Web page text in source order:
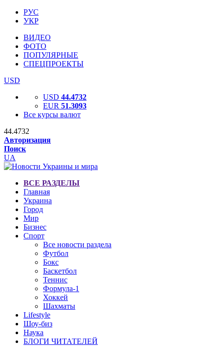
РУС
УКР
ВИДЕО
ФОТО
ПОПУЛЯРНЫЕ
СПЕЦПРОЕКТЫ
USD
USD 44.4732
EUR 51.3093
Все курсы валют
44.4732
Авторизация
Поиск
UA
ВСЕ РАЗДЕЛЫ
Главная
Украина
Город
Мир
Бизнес
Спорт
Все новости раздела
Футбол
Бокс
Баскетбол
Теннис
Формула-1
Хоккей
Шахматы
Lifestyle
Шоу-биз
Наука
БЛОГИ ЧИТАТЕЛЕЙ